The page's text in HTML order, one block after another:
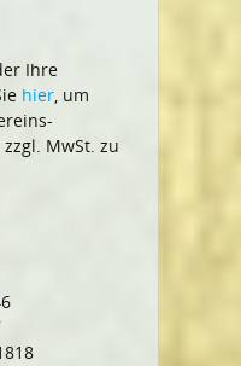
Ihre
hier, um
MwSt. zu